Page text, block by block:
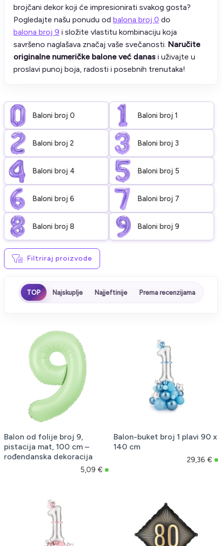
brojčani dekor koji će impresionirati svakog gosta?
Pogledajte našu ponudu od balona broj 0 do
balona broj 9 i složite vlastitu kombinaciju koja
savršeno naglašava značaj vaše svečanosti. Naručite
originalne numeričke balone već danas i uživajte u
proslavi punoj boja, radosti i posebnih trenutaka!
Baloni broj 0 Baloni broj 1
Baloni broj 2 Baloni broj 3
Baloni broj 4 Baloni broj 5
Baloni broj 6 Baloni broj 7
Baloni broj 8 Baloni broj 9
Filtriraj proizvode
TOP Najskuplje Najjeftinije Prema recenzijama
Balon od folije broj 9,
pistacija mat, 100 cm –
rođendanska dekoracija
5,09 €
Balon-buket broj 1 plavi 90 x
140 cm
29,36 €